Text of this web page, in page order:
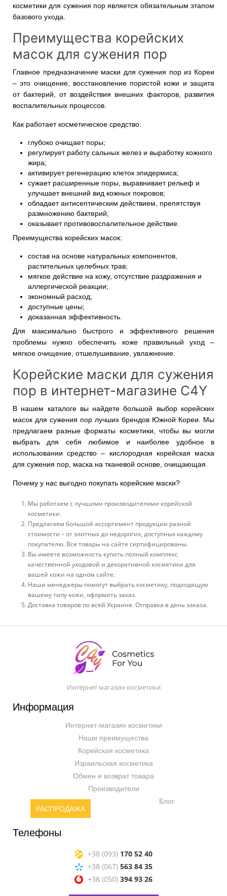
косметики для сужения пор является обязательным этапом
базового ухода.
Преимущества корейских
масок для сужения пор
Главное предназначение маски для сужения пор из Кореи
– это очищение, восстановление пористой кожи и защита
от бактерий, от воздействия внешних факторов, развития
воспалительных процессов.
Как работает косметическое средство:
глубоко очищает поры;
регулирует работу сальных желез и выработку кожного
жира;
активирует регенерацию клеток эпидермиса;
сужает расширенные поры, выравнивает рельеф и
улучшает внешний вид кожных покровов;
обладает антисептическим действием, препятствуя
размножению бактерий;
оказывает противовоспалительное действие.
Преимущества корейских масок:
состав на основе натуральных компонентов,
растительных целебных трав;
мягкое действие на кожу, отсутствие раздражения и
аллергической реакции;
экономный расход;
доступные цены;
доказанная эффективность.
Для максимально быстрого и эффективного решения
проблемы нужно обеспечить коже правильный уход –
мягкое очищение, отшелушивание, увлажнение.
Корейские маски для сужения
пор в интернет-магазине C4Y
В нашем каталоге вы найдете большой выбор корейских
масок для сужения пор лучших брендов Южной Кореи. Мы
предлагаем разные форматы косметики, чтобы вы могли
выбрать для себя любимое и наиболее удобное в
использовании средство – кислородная корейская маска
для сужения пор, маска на тканевой основе, очищающая.
Почему у нас выгодно покупать корейские маски?
Мы работаем с лучшими производителями корейской
косметики.
Предлагаем большой ассортимент продукции разной
стоимости – от элитных до недорогих, доступных каждому
покупателю. Все товары на сайте сертифицированы.
Вы имеете возможность купить полный комплекс
качественной уходовой и декоративной косметики для
вашей кожи на одном сайте.
Наши менеджеры помогут выбрать косметику, подходящую
вашему типу кожи, оформить заказ.
Доставка товаров по всей Украине. Отправка в день заказа.
Интернет магазин косметики
Информация
Интернет-магазин косметики
Наши преимущества
Корейская косметика
Израильская косметика
Обмен и возврат товара
Производители
РАСПРОДАЖА
Блог
Телефоны
+38 (093) 170 52 40
+38 (067) 563 84 35
+38 (050) 394 93 26